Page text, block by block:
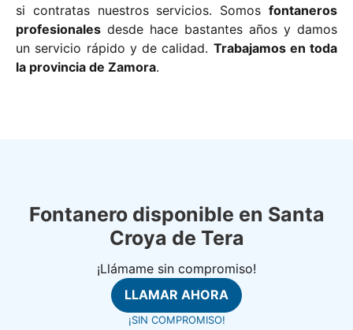
si contratas nuestros servicios. Somos fontaneros
profesionales desde hace bastantes años y damos
un servicio rápido y de calidad. Trabajamos en toda
la provincia de Zamora.
Fontanero disponible en Santa
Croya de Tera
¡Llámame sin compromiso!
LLAMAR AHORA
¡SIN COMPROMISO!